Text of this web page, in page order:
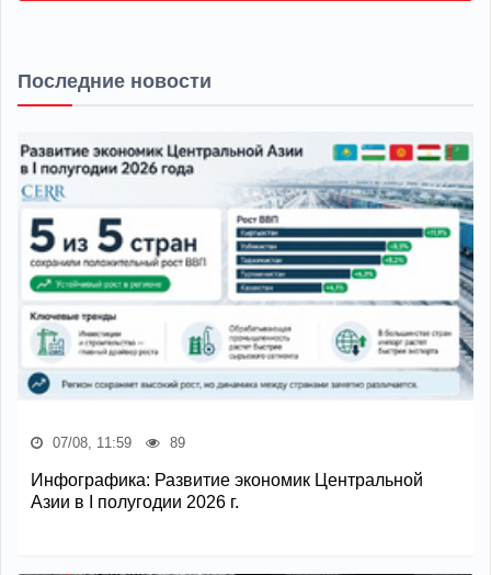
Последние новости
07/08, 11:59 89
Инфографика: Развитие экономик Центральной
Азии в I полугодии 2026 г.